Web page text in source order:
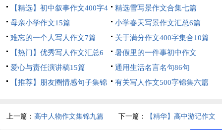
【精选】初中叙事作文400字4
篇
精选雪写景作文合集七篇
母亲小学作文15篇
小学春天写景作文汇总6篇
难忘的一个人写人作文7篇
关于满分作文400字集合10篇
【热门】优秀写人作文汇总6
篇
暑假里的一件事初中作文
爱心与责任演讲稿15篇
通用生活名言名句86句
【推荐】朋友圈情感句子集锦
有关写人作文500字锦集六篇
上一篇：高中人物作文集锦九篇 下一篇： 【精华】高中游记作文